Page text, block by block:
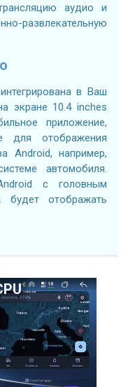
аудио и
развлекательную
в Ваш
экране 10.4 inches
приложение,
для отображения
Android, например,
автомобиля.
с головным
будет отображать